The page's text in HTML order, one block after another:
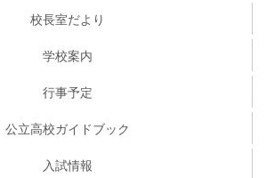
校長室だより
学校案内
行事予定
公立高校ガイドブック
入試情報